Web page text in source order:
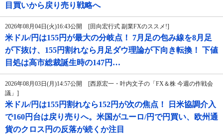
目買いから戻り売り戦略へ
2026年08月04日(火)16:43公開 [田向宏行式 副業FXのススメ!]
米ドル/円は155円が最大の分岐点！ 7月足の包み線を8月足
が下抜け、155円割れなら月足ダウ理論が下向き転換！ 下値
目処は高市総裁誕生時の147円…
2026年08月03日(月)14:57公開 [西原宏一・叶内文子の「FX＆株 今週の作戦会
議」]
米ドル/円は155円割れなら152円が次の焦点！ 日米協調介入
で160円台は戻り売りへ。米国がユーロ/円で円買い、欧州通
貨のクロス円の反落が続くか注目